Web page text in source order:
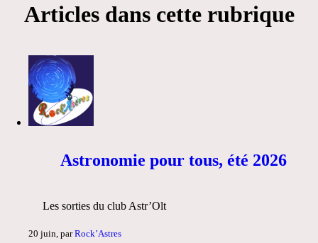
Articles dans cette rubrique
Astronomie pour tous, été 2026
Les sorties du club Astr’Olt
20 juin, parRock’Astres